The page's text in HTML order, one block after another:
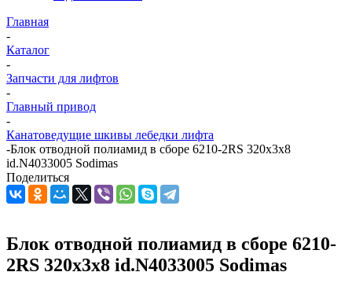
Главная
-
Каталог
-
Запчасти для лифтов
-
Главный привод
-
Канатоведущие шкивы лебедки лифта
-Блок отводной полиамид в сборе 6210-2RS 320х3х8
id.N4033005 Sodimas
Поделиться
Блок отводной полиамид в сборе 6210-
2RS 320х3х8 id.N4033005 Sodimas